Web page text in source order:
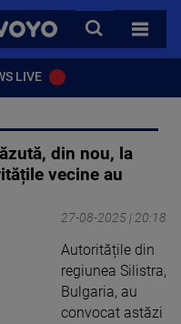
VOYO
CAUTA
TOATE
LIVE
din nou, la
vecine au
27-08-2025 | 20:18
Autoritățile din
regiunea Silistra,
Bulgaria, au
convocat astăzi